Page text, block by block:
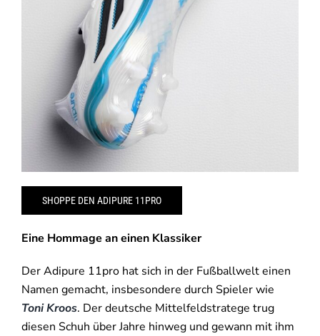
SHOPPE DEN ADIPURE 11PRO
Eine Hommage an einen Klassiker
Der Adipure 11pro hat sich in der Fußballwelt einen
Namen gemacht, insbesondere durch Spieler wie
Toni Kroos. Der deutsche Mittelfeldstratege trug
diesen Schuh über Jahre hinweg und gewann mit ihm